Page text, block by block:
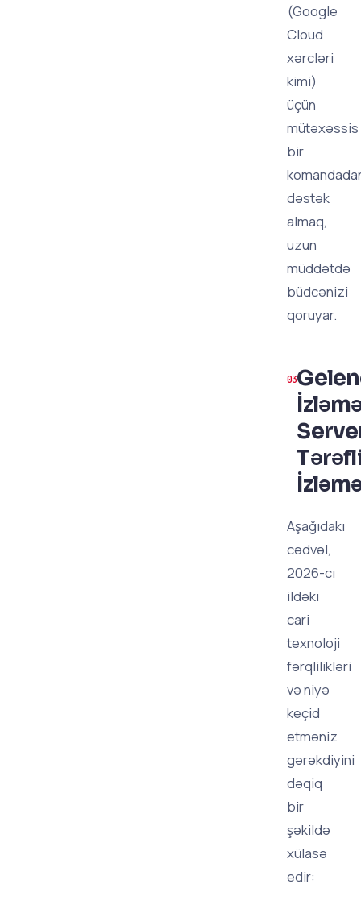
(Google
Cloud
xərcləri
kimi)
üçün
mütəxəssis
bir
dəstək
almaq,
uzun
müddətdə
büdcənizi
qoruyar.
Aşağıdakı
cədvəl,
2026-cı
ildəkı
cari
texnoloji
fərqlilikləri
və niyə
keçid
etməniz
gərəkdiyini
dəqiq
bir
şəkildə
xülasə
edir: